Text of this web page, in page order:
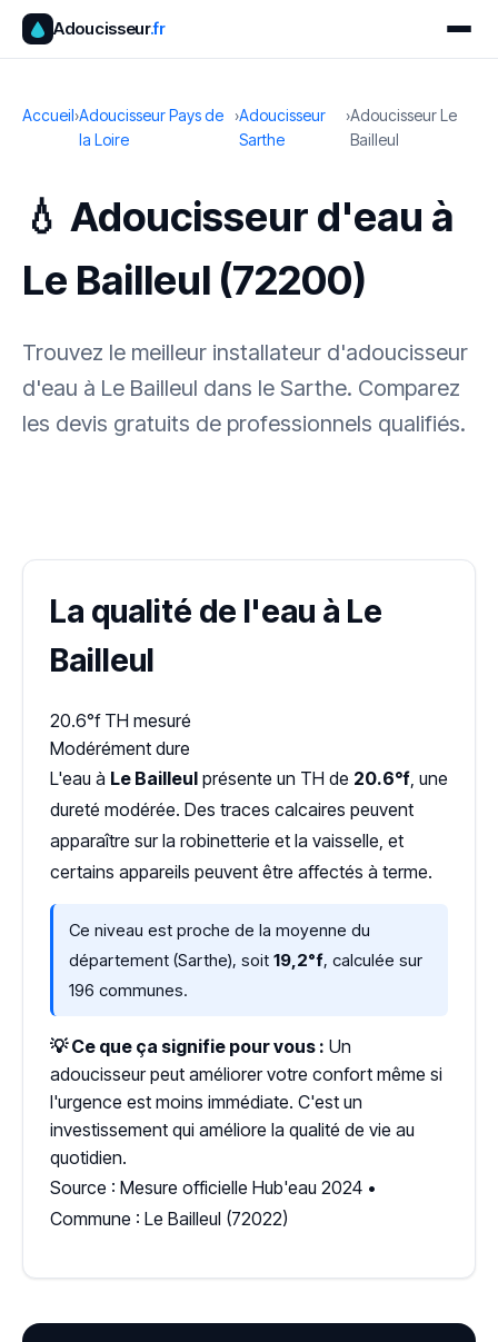
Adoucisseur.fr
Accueil›Adoucisseur Pays de
la Loire
›Adoucisseur
Sarthe
›Adoucisseur Le
Bailleul
💧 Adoucisseur d'eau à
Le Bailleul (72200)
Trouvez le meilleur installateur d'adoucisseur
d'eau à Le Bailleul dans le Sarthe. Comparez
les devis gratuits de professionnels qualifiés.
La qualité de l'eau à Le
Bailleul
20.6°f TH mesuré
Modérément dure
L'eau à Le Bailleul présente un TH de 20.6°f, une
dureté modérée. Des traces calcaires peuvent
apparaître sur la robinetterie et la vaisselle, et
certains appareils peuvent être affectés à terme.
Ce niveau est proche de la moyenne du
département (Sarthe), soit 19,2°f, calculée sur
196 communes.
💡 Ce que ça signifie pour vous : Un
adoucisseur peut améliorer votre confort même si
l'urgence est moins immédiate. C'est un
investissement qui améliore la qualité de vie au
quotidien.
Source : Mesure officielle Hub'eau 2024 •
Commune : Le Bailleul (72022)